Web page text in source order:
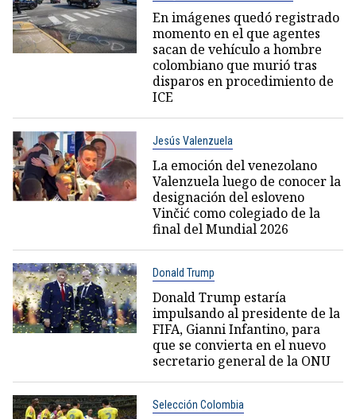
En imágenes quedó registrado
momento en el que agentes
sacan de vehículo a hombre
colombiano que murió tras
disparos en procedimiento de
ICE
Jesús Valenzuela
La emoción del venezolano
Valenzuela luego de conocer la
designación del esloveno
Vinčić como colegiado de la
final del Mundial 2026
Donald Trump
Donald Trump estaría
impulsando al presidente de la
FIFA, Gianni Infantino, para
que se convierta en el nuevo
secretario general de la ONU
Selección Colombia